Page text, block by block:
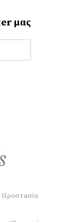
μας
Προστασία